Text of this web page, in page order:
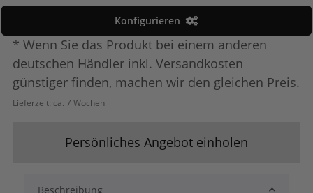
Konfigurieren
* Wenn Sie das Produkt bei einem anderen
deutschen Händler inkl. Versandkosten
günstiger finden, machen wir den gleichen Preis.
Lieferzeit: ca. 7 Wochen
Persönliches Angebot einholen
Beschreibung